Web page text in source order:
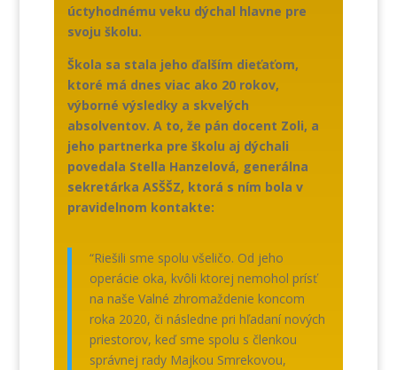
úctyhodnému veku dýchal hlavne pre
svoju školu.
Škola sa stala jeho ďalším dieťaťom,
ktoré má dnes viac ako 20 rokov,
výborné výsledky a skvelých
absolventov. A to, že pán docent Zoli, a
jeho partnerka pre školu aj dýchali
povedala Stella Hanzelová, generálna
sekretárka ASŠŠZ, ktorá s ním bola v
pravidelnom kontakte:
“Riešili sme spolu všeličo. Od jeho
operácie oka, kvôli ktorej nemohol prísť
na naše Valné zhromaždenie koncom
roka 2020, či následne pri hľadaní nových
priestorov, keď sme spolu s členkou
správnej rady Majkou Smrekovou,